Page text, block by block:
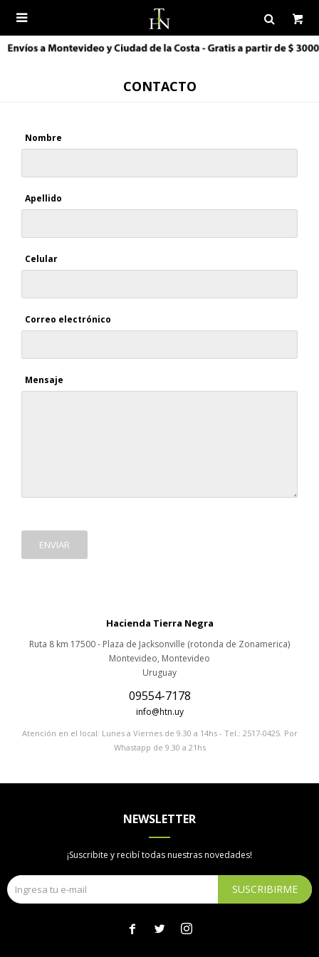

CONTACTO
Nombre
Apellido
Celular
Correo electrónico
Mensaje
ENVIAR
Hacienda Tierra Negra
Ruta 8 km 17500 - Plaza de Jacksonville (rotonda de Zonamerica)
Montevideo, Montevideo
Uruguay
09554-7178
info@htn.uy
Atención en el local: Lunes a Viernes de 9.30 a 14hs - Tel.: 2517-0425. Por
Whastapp de 9.30 a 21hs
NEWSLETTER
¡Suscribite y recibí todas nuestras novedades!
SUSCRIBIRME
  